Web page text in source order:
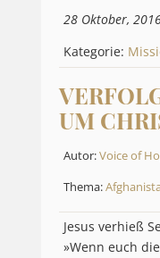
28 Oktober,
Kategorie:
UM
Autor:Voice of
Thema:
Jesus verhieß
»Wenn euch